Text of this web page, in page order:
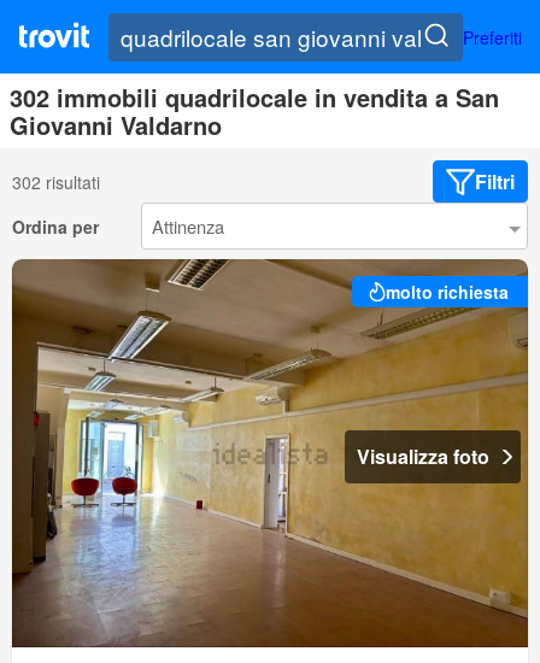
Preferiti
302 immobili quadrilocale in vendita a San
Giovanni Valdarno
302 risultati Filtri
Ordina per
molto richiesta
Visualizza foto